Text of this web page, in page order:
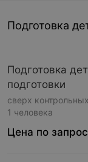
Подготовка
Подготовка
подготовки
сверх
1 человека
Цена по